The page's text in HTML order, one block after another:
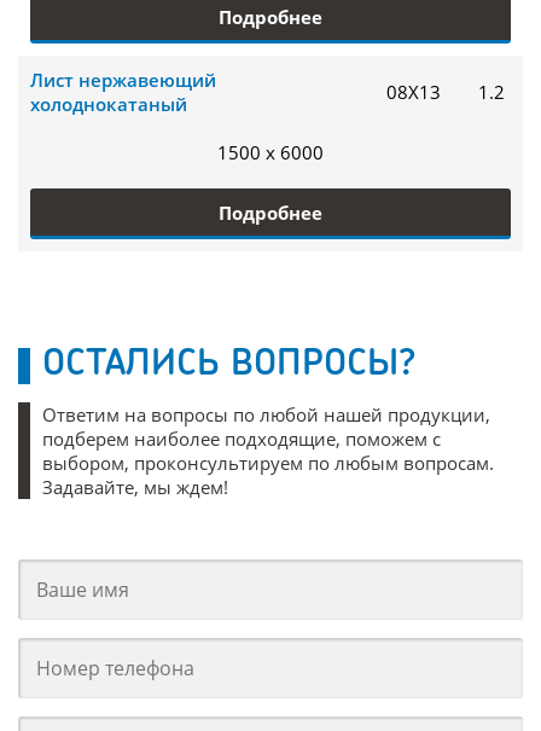
Подробнее
Лист нержавеющий
холоднокатаный
08Х13 1.2
1500 x 6000
Подробнее
ОСТАЛИСЬ ВОПРОСЫ?
Ответим на вопросы по любой нашей продукции,
подберем наиболее подходящие, поможем с
выбором, проконсультируем по любым вопросам.
Задавайте, мы ждем!